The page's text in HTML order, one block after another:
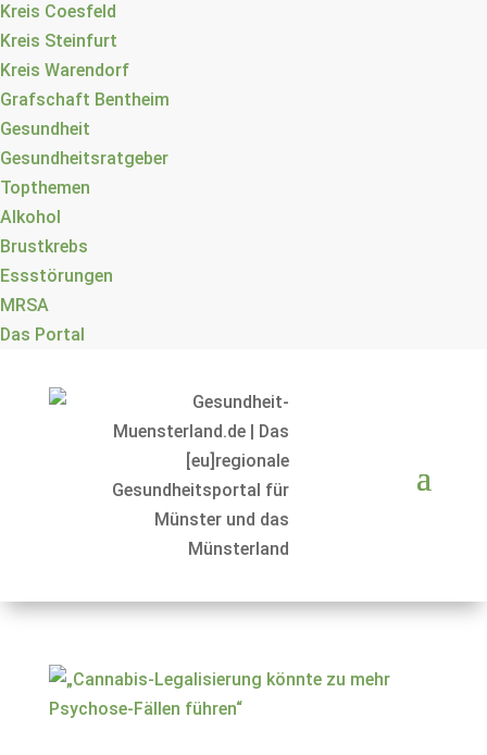
Kreis Coesfeld
Kreis Steinfurt
Kreis Warendorf
Grafschaft Bentheim
Gesundheit
Gesundheitsratgeber
Topthemen
Alkohol
Brustkrebs
Essstörungen
MRSA
Das Portal